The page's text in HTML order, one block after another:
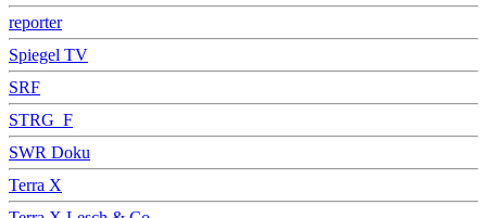
reporter
Spiegel TV
SRF
STRG_F
SWR Doku
Terra X